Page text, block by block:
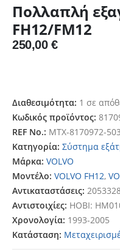
Πολλαπλή
FH12/FM12
250,00€
Διαθεσιμότητα: 1 σε
Κωδικός προϊόντος:
REF No.: MTX-8170972-503
Κατηγορία: Σύστημα
Μάρκα: VOLVO
Μοντέλο: VOLVO FH12,
Αντικαταστάσεις:
Αντιστοιχίες: HOBI:
Χρονολογία: 1993-2005
Κατάσταση: